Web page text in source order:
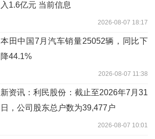
入1.6亿元 当前信息
2026-08-07 18:17
本田中国7月汽车销量25052辆，同比下
降44.1%
2026-08-07 11:38
新资讯：利民股份：截止至2026年7月31
日，公司股东总户数为39,477户
2026-08-07 10:01